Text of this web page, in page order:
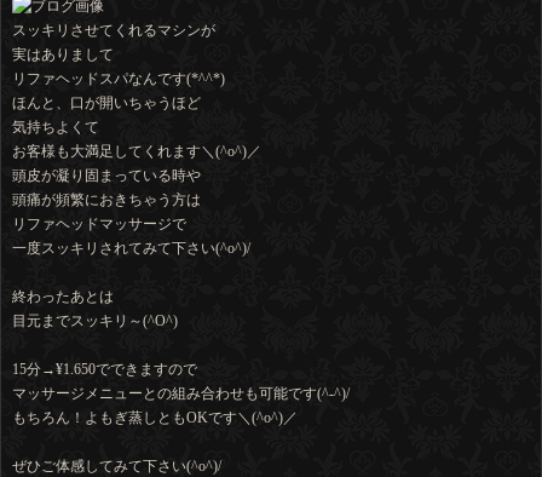
スッキリさせてくれるマシンが
実はありまして
リファヘッドスパなんです(*^^*)
ほんと、口が開いちゃうほど
気持ちよくて
お客様も大満足してくれます＼(^o^)／
頭皮が凝り固まっている時や
頭痛が頻繁におきちゃう方は
リファヘッドマッサージで
一度スッキリされてみて下さい(^o^)/
終わったあとは
目元までスッキリ～(^O^)
15分→¥1.650でできますので
マッサージメニューとの組み合わせも可能です(^-^)/
もちろん！よもぎ蒸しともOKです＼(^o^)／
ぜひご体感してみて下さい(^o^)/